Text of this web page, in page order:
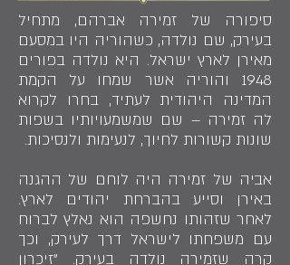
סיפורה של זמירה אברהם, מתחיל
בעירק, שם נולדה, כשהוריה היו במסעם
מאירן לארץ ישראל. היא נולדה בפורים
1948 והוריה אשר שמחו על הקמת
המדינה היהודית לעתיד, בחרו לקרוא
לה זמירה – שם שמשמעויותיו בשפות
שונות קשורות לחיוך, לנעימות ולנסיכות.
אביה של זמירה היה לוחם של ההגנה
באירן וסייע בהברחת יהודים לארץ.
לאחר שזהותו נחשפה הוא נאלץ לברוח
עם משפחתו לישראל דרך לעירק, וכך
קרה שזמירה נולדה בעירק. "זיכרון